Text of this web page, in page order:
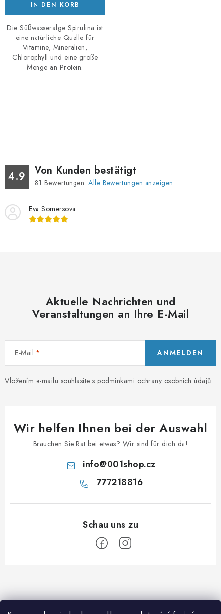
IN DEN KORB
Die Süßwasseralge Spirulina ist
eine natürliche Quelle für
Vitamine, Mineralien,
Chlorophyll und eine große
Menge an Protein.
u
e
r
e
e
i
t
e
4.9 Von Kunden bestätigt
81 Bewertungen. Alle Bewertungen anzeigen
Eva Somersova
Aktuelle Nachrichten und
Veranstaltungen an Ihre E-Mail
E-Mail
Vložením e-mailu souhlasíte s podmínkami ochrany osobních údajů
ANMELDEN
Wir helfen Ihnen bei der Auswahl
Brauchen Sie Rat bei etwas? Wir sind für dich da!
info@001shop.cz
777218816
ß